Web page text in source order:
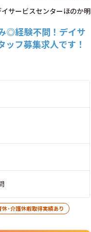
サービスセンターほのか明
◎経験不問！デイサ
フ募集求人です！
休･介護休暇取得実績あり